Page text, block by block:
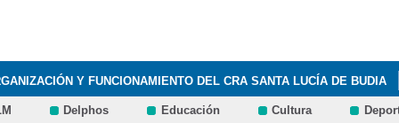
Y FUNCIONAMIENTO DEL CRA SANTA LUCÍA DE BUDIA
BLOG ERASMUS+ QUÉ HACEMOS INFÓRMATE ADMISIÓN
Delphos Educación Cultura